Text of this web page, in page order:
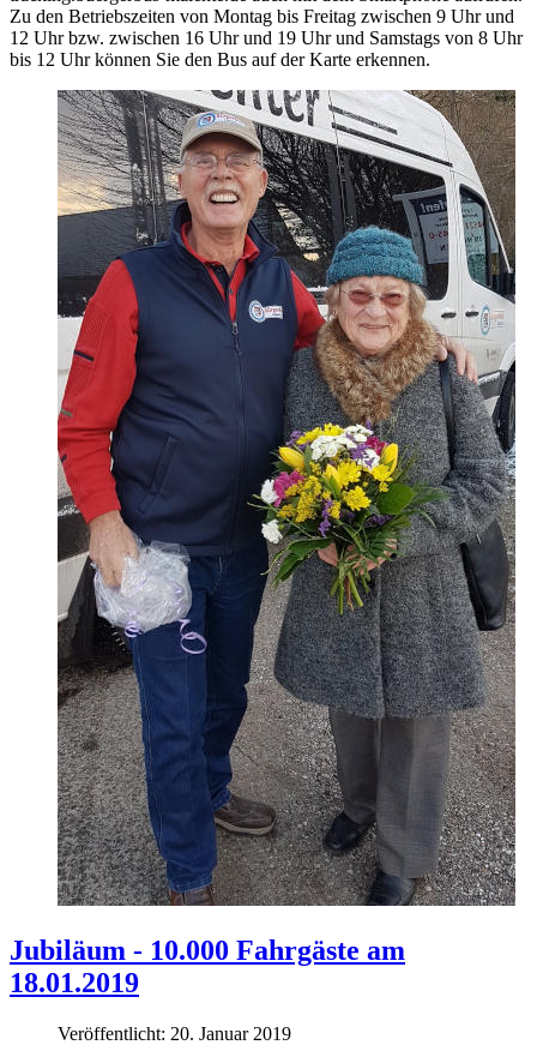
Zu den Betriebszeiten von Montag bis Freitag zwischen 9 Uhr und
12 Uhr bzw. zwischen 16 Uhr und 19 Uhr und Samstags von 8 Uhr
bis 12 Uhr können Sie den Bus auf der Karte erkennen.
Jubiläum - 10.000 Fahrgäste am
18.01.2019
Veröffentlicht: 20. Januar 2019